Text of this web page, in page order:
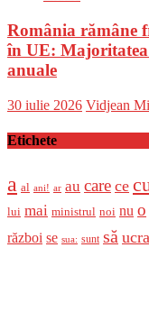
România rămâne
în UE:
anuale
Posted
30 iulie 2026 Author
Vidjean
Etichete
a al ani! ar au care ce
lui mai ministrul noi nu o
război se sua: sunt să